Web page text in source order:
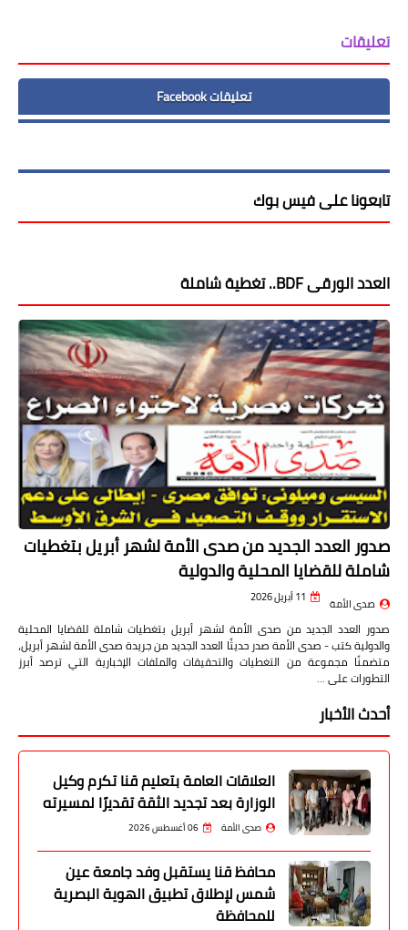
تعليقات
تعليقات Facebook
تابعونا على فيس بوك
العدد الورقى BDF.. تغطية شاملة
صدور العدد الجديد من صدى الأمة لشهر أبريل بتغطيات
شاملة للقضايا المحلية والدولية
صدى الأمة 11 أبريل 2026
صدور العدد الجديد من صدى الأمة لشهر أبريل بتغطيات شاملة للقضايا المحلية
والدولية كتب - صدى الأمة صدر حديثًا العدد الجديد من جريدة صدى الأمة لشهر أبريل،
متضمنًا مجموعة من التغطيات والتحقيقات والملفات الإخبارية التي ترصد أبرز
التطورات على …
أحدث الأخبار
العلاقات العامة بتعليم قنا تكرم وكيل
الوزارة بعد تجديد الثقة تقديرًا لمسيرته
صدى الأمة 06 أغسطس 2026
محافظ قنا يستقبل وفد جامعة عين
شمس لإطلاق تطبيق الهوية البصرية
للمحافظة